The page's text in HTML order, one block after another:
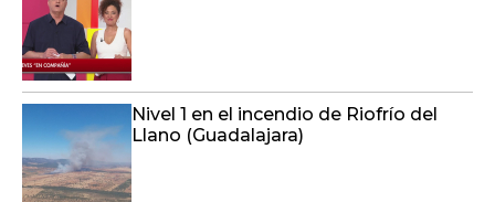
Nivel 1 en el incendio de Riofrío del
Llano (Guadalajara)